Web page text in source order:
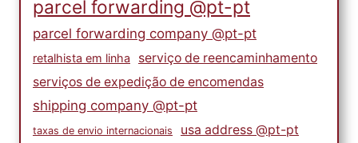
parcel forwarding @pt-pt
parcel forwarding company @pt-pt
retalhista em linha
serviço de reencaminhamento
serviços de expedição de encomendas
shipping company @pt-pt
taxas de envio internacionais usa address @pt-pt